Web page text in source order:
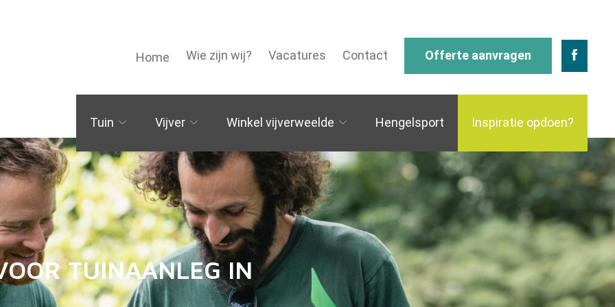
Home Wie zijn wij? Vacatures Contact Offerte aanvragen
Tuin Vijver Winkel vijverweelde Hengelsport Inspiratie opdoen?
TUINAANLEG IN